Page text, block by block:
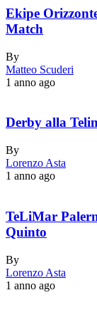
Ekipe
Match
By
Matteo Scuderi
1 anno ago
Derby alla
By
Lorenzo Asta
1 anno ago
TeLiMar
Quinto
By
Lorenzo Asta
1 anno ago